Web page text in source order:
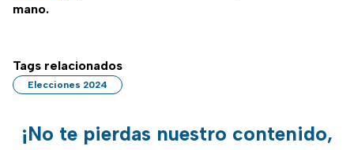
mano.
Tags relacionados
Elecciones 2024
¡No te pierdas nuestro contenido,